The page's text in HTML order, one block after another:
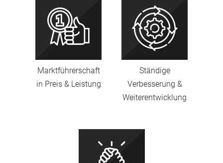
Marktführerschaft
in Preis & Leistung
Ständige
Verbesserung &
Weiterentwicklung